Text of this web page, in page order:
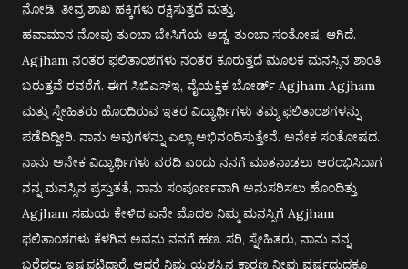
ನೋಡಿ. ತೀವ್ರ ಶಾಖ ಹಕ್ಕಿಗಳು ರಕ್ಷಿಸುತ್ತದೆ ಮತ್ತು.
ಹವಾಮಾನ ನೋವು ತುಂಬಾ ಬೇಸಿಗೆಯ ಅಡ್ಡ, ತುಂಬಾ ಸಂತೋಷ, ಆಗಿದೆ.
Agjham ನಂತರ ಫಲಿತಾಂಶಗಳು ನಂತರ ಕೂರುತ್ತದೆ ಮೂಲಕ ಮನಸ್ಸಿನ ಶಾಂತಿ
ಬರುತ್ತವೆ ರವರೆಗೆ. ಈಗ ಸಿಬಿಎಸ್ಇ, ವೈಯಕ್ತಿಕ ಬೋರ್ಡ್ Agjham Agjham
ಮತ್ತು ಸ್ನೇಹಿತರು ಹೊಂದಿರುವ ಇತರ ವಿದ್ಯಾರ್ಥಿಗಳು ತಮ್ಮ ಫಲಿತಾಂಶಗಳನ್ನು
ಪಡೆದಿದ್ದೀರಿ. ನಾನು ಅವುಗಳನ್ನು ಎಲ್ಲಾ ಅಭಿನಂದಿಸುತ್ತೇನೆ. ಅನೇಕ ಸಂತೋಷದ.
ನಾನು ಅನೇಕ ವಿದ್ಯಾರ್ಥಿಗಳು ವರದಿ ಎಂದು ನನಗೆ ಮಾತನಾಡಲು ಆರಂಭಿಸಿದಾಗ
ನನ್ನ ಮನಸ್ಸಿನ ಪ್ರಸ್ತುತತೆ, ನಾನು ಸಂಪೂರ್ಣವಾಗಿ ಅನುಸರಿಸಲು ಹೊಂದಿತ್ತು
Agjham ಸಮಯ ಕೇಳಿದ ಏನೇ ಮೊದಲ ನಿಮ್ಮ ಮನಸ್ಸಿಗೆ Agjham
ಫಲಿತಾಂಶಗಳು ಕೆಳಗಿನ ಅವನು ನನಗೆ ಹಣ. ಸರಿ, ಸ್ನೇಹಿತರು, ನಾನು ನನ್ನ
ಬರೆದರು ಇಷ್ಟಪಟ್ಟಿದ್ದಾರೆ. ಆದರೆ ನಿಮ್ಮ ಯಶಸ್ಸಿನ ಕಾರಣ ನೀವು ವರ್ಷದುದ್ದಕ್ಕೂ